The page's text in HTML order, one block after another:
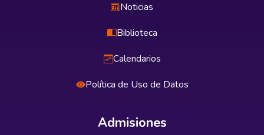
Noticias
Biblioteca
Calendarios
Política de Uso de Datos
Admisiones